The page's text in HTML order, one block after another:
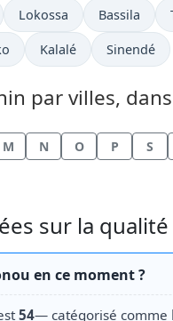
Lokossa Bassila
Kalalé Sinendé
par villes,
M N O P S
sur la
en ce moment ?
54— catégorisé comme